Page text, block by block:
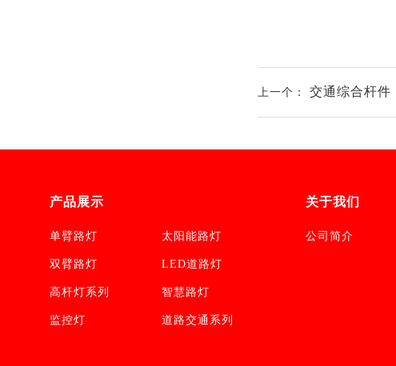
上一个： 交通综合杆件
产品展示
单臂路灯 太阳能路灯
双臂路灯 LED道路灯
高杆灯系列 智慧路灯
监控灯 道路交通系列
关于我们
公司简介